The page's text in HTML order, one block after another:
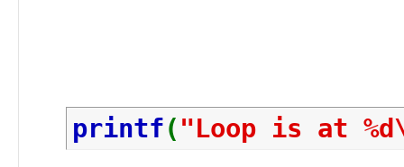
printf( "Loop is at